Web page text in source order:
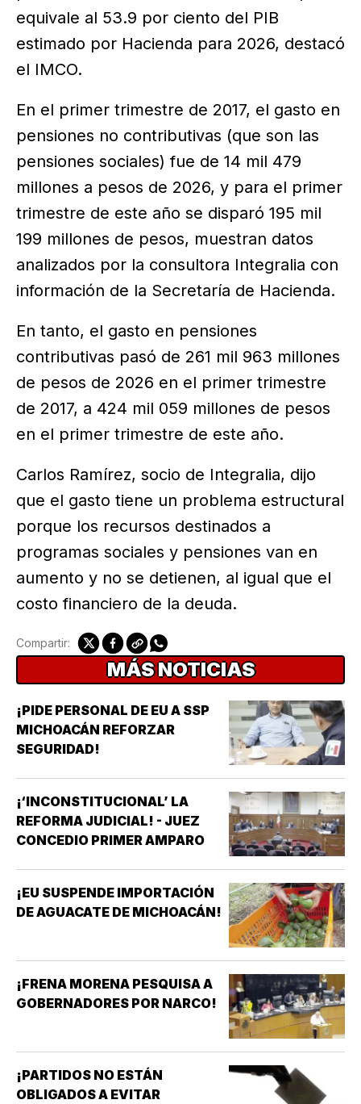
equivale al 53.9 por ciento del PIB
estimado por Hacienda para 2026, destacó
el IMCO.
En el primer trimestre de 2017, el gasto en
pensiones no contributivas (que son las
pensiones sociales) fue de 14 mil 479
millones a pesos de 2026, y para el primer
trimestre de este año se disparó 195 mil
199 millones de pesos, muestran datos
analizados por la consultora Integralia con
información de la Secretaría de Hacienda.
En tanto, el gasto en pensiones
contributivas pasó de 261 mil 963 millones
de pesos de 2026 en el primer trimestre
de 2017, a 424 mil 059 millones de pesos
en el primer trimestre de este año.
Carlos Ramírez, socio de Integralia, dijo
que el gasto tiene un problema estructural
porque los recursos destinados a
programas sociales y pensiones van en
aumento y no se detienen, al igual que el
costo financiero de la deuda.
Compartir:
MÁS NOTICIAS
¡PIDE PERSONAL DE EU A SSP
MICHOACÁN REFORZAR
SEGURIDAD!
¡‘INCONSTITUCIONAL’ LA
REFORMA JUDICIAL! - JUEZ
CONCEDIO PRIMER AMPARO
¡EU SUSPENDE IMPORTACIÓN
DE AGUACATE DE MICHOACÁN!
¡FRENA MORENA PESQUISA A
GOBERNADORES POR NARCO!
¡PARTIDOS NO ESTÁN
OBLIGADOS A EVITAR